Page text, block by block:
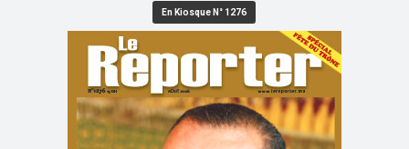
En Kiosque N° 1276